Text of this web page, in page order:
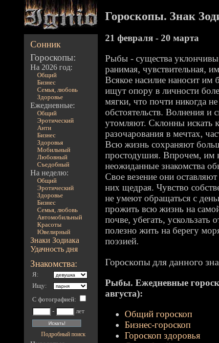
Сонник
Гороскопы:
На 2026 год:
Общий
Бизнес
Семья, любовь
Здоровье
Ежедневные:
Общий
Эротический
Анти
Бизнес
Здоровья
Мобильный
Любовный
Съедобный
На неделю:
Общий
Эротический
Здоровье
Бизнес
Семья, любовь
Автомобильный
Красоты
Ювелирный
Знаки Зодиака
Удачность дня
Знакомства:
Я:
Ищу:
С фотографией:
-
лет
Подробный поиск
Гороскопы. Знак
21 февраля - 20 марта
Рыбы - существа
ранимая, чувствительная,
Всякое насилие наносит
ищут опору в личности
мягки, что почти никогда
обстоятельств. Волнения и
утомляют. Склонны искать
разочарования в мечтах,
Всю жизнь сохраняют
простодушия. Впрочем, им
неожиданные знакомства
Свое везение они
них щедрая. Чувство
не умеют обращаться с
прожить всю жизнь на
почве, убегать,
полезно жить на берегу
поэзией.
Гороскопы для данного
Рыбы. Ежедневные
августа):
Общий гороскоп
Бизнес-гороскоп
Гороскоп здоровья